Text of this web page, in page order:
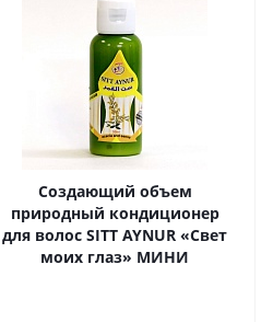
Создающий объем
природный кондиционер
для волос SITT AYNUR «Свет
моих глаз» МИНИ